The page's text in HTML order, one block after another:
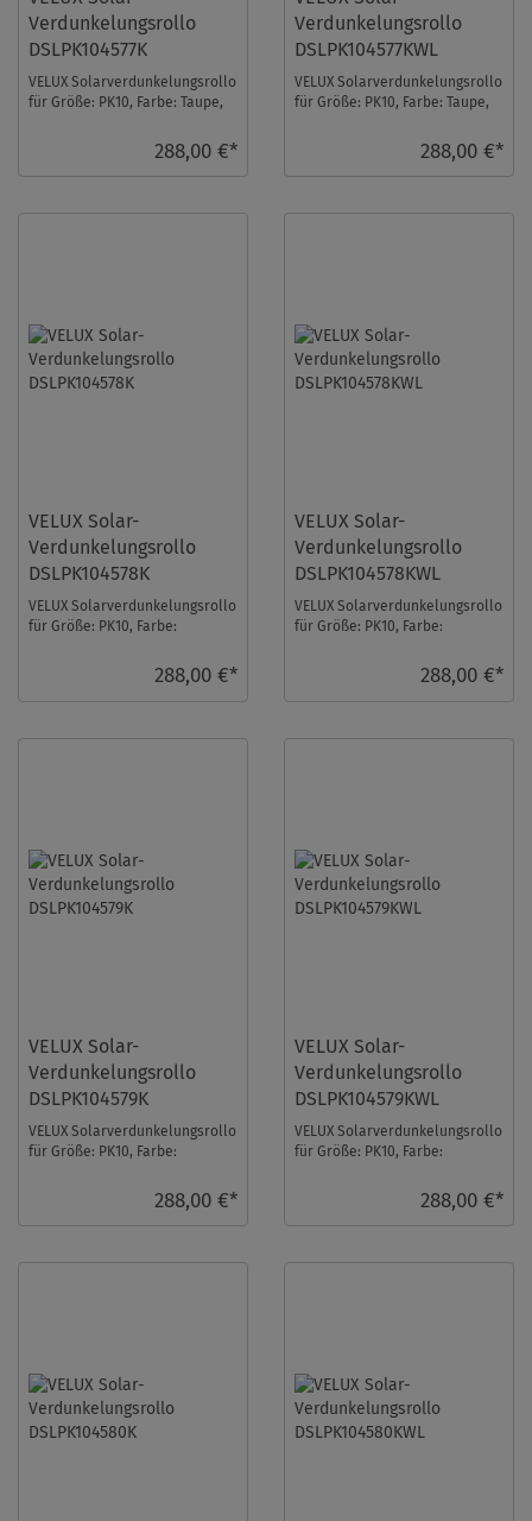
Verdunkelungsrollo
DSLPK104577K
VELUX Solarverdunkelungsrollo
für Größe: PK10, Farbe: Taupe,
288,00 €*
Verdunkelungsrollo
DSLPK104577KWL
VELUX Solarverdunkelungsrollo
für Größe: PK10, Farbe: Taupe,
288,00 €*
VELUX Solar-
Verdunkelungsrollo
DSLPK104578K
VELUX Solarverdunkelungsrollo
für Größe: PK10, Farbe:
homecontrol komp ...288,00 €*
VELUX Solar-
Verdunkelungsrollo
DSLPK104578KWL
VELUX Solarverdunkelungsrollo
für Größe: PK10, Farbe:
288,00 €*
VELUX Solar-
Verdunkelungsrollo
DSLPK104579K
VELUX Solarverdunkelungsrollo
für Größe: PK10, Farbe:
Schiene, io-homeco ...288,00 €*
VELUX Solar-
Verdunkelungsrollo
DSLPK104579KWL
VELUX Solarverdunkelungsrollo
für Größe: PK10, Farbe:
288,00 €*